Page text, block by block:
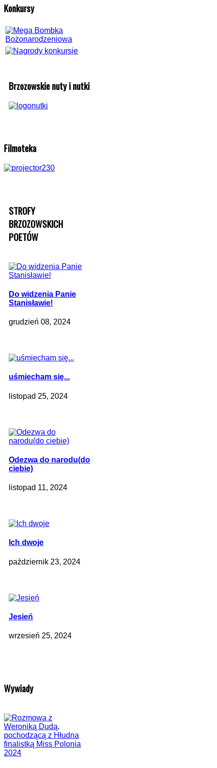
Konkursy
Brzozowskie nuty i nutki
Filmoteka
STROFY
BRZOZOWSKICH
POETÓW
Do widzenia Panie
Stanisławie!
grudzień 08, 2024
uśmiecham się...
listopad 25, 2024
Odezwa do narodu(do
ciebie)
listopad 11, 2024
Ich dwoje
październik 23, 2024
Jesień
wrzesień 25, 2024
Wywiady